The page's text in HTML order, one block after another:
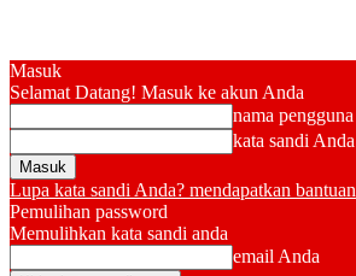
Masuk
Selamat Datang! Masuk ke akun Anda
nama pengguna
kata sandi Anda
Lupa kata sandi Anda? mendapatkan bantuan
Pemulihan password
Memulihkan kata sandi anda
email Anda